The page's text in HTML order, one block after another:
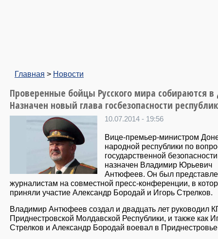
Главная > Новости
Проверенные бойцы Русского мира собираются в
Назначен новый глава госбезопасности
10.07.2014 - 19:56
Вице-премьер-министром
народной республики по
государственной безопасности
назначен Владимир Юрьевич
Антюфеев. Он был
журналистам на совместной пресс-конференции, в
приняли участие Александр Бородай и Игорь Стрелков.
Владимир Антюфеев создал и двадцать лет руководил
Приднестровской Молдавской Республики, и также как
Стрелков и Александр Бородай воевал в